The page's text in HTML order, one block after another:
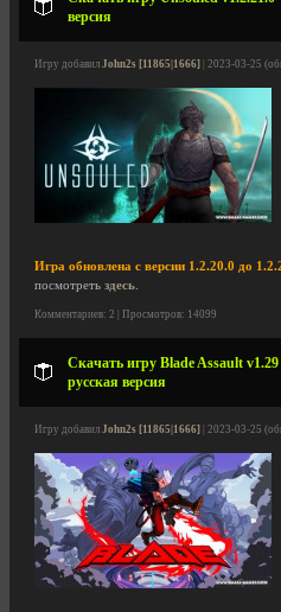
версия
Игру добавил John2s [11865|1666] | 2023-03-25
Игра обновлена с версии 1.2.20.0 до
посмотреть здесь
Комментариев: 2 | Просмотров: 14099
Скачать игру Blade Assault
русская версия
Игру добавил John2s [11865|1666] | 2023-03-25